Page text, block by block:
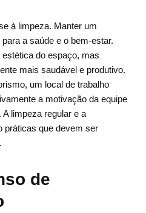
à limpeza. Manter um
a saúde e o bem-estar.
do espaço, mas
mais saudável e produtivo.
um local de trabalho
a motivação da equipe
limpeza regular e a
práticas que devem ser
de